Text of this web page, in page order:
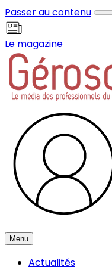
Passer au contenu
Le magazine
Menu
Actualités
Panneau de gestion